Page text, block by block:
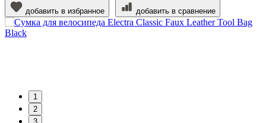
добавить в избранное добавить в сравнение
1
2